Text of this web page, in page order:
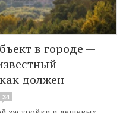
в городе —
должен
34